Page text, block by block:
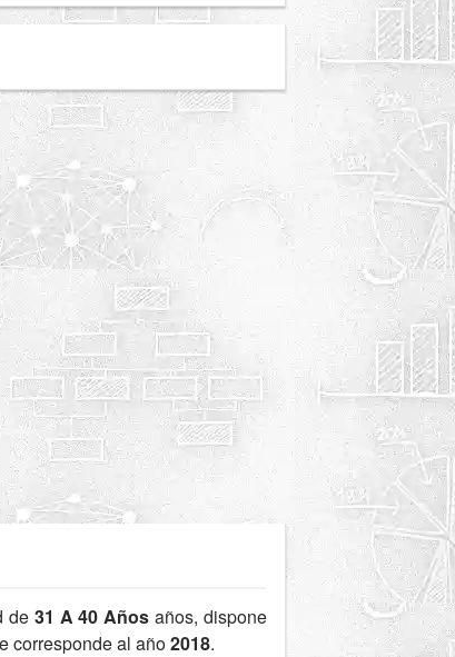
de 31 A 40 Años años, dispone
corresponde al año2018.